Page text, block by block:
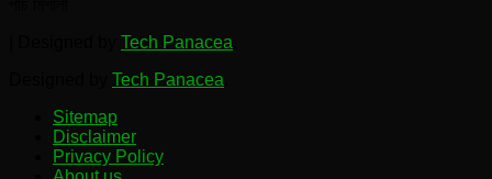
Tech Panacea
Tech Panacea
Sitemap
Disclaimer
Privacy Policy